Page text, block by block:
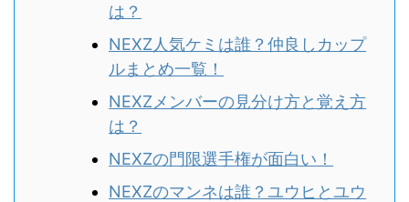
は？
NEXZ人気ケミは誰？仲良しカップ
ルまとめ一覧！
NEXZメンバーの見分け方と覚え方
は？
NEXZの門限選手権が面白い！
NEXZのマンネは誰？ユウヒとユウ